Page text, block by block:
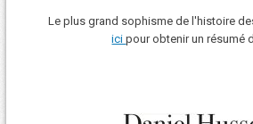
Le plus grand sophisme de l'histoire
icipour obtenir un résumé